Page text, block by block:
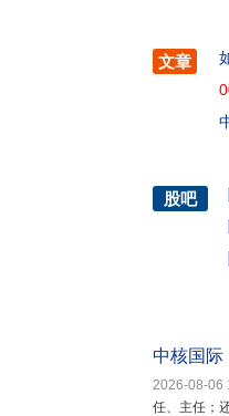
文章
股吧
中核国际
2026-08-06
任、主任；